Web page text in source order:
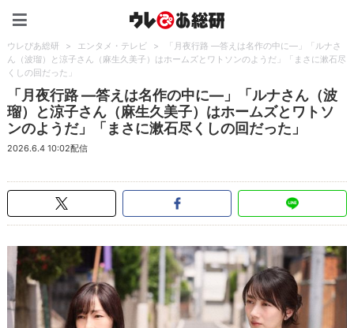
ウレぴあ総研 > エンタメ・テレビ >
「月夜行路 ―答えは名作の中に―」「ルナさ
ん（波瑠）と涼子さん（麻生久美子）はホームズとワトソンのようだ」「まさに漱石尽
くしの回だった」
「月夜行路 ―答えは名作の中に―」「ルナさん（波
瑠）と涼子さん（麻生久美子）はホームズとワトソ
ンのようだ」「まさに漱石尽くしの回だった」
2026.6.4 10:02配信